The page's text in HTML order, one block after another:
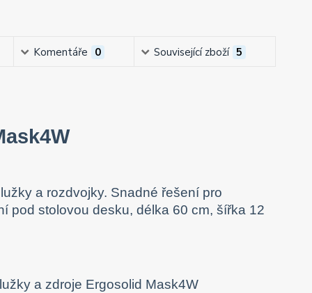
Komentáře 0 Související zboží 5
a rozdvojky. Snadné řešení pro
pod stolovou desku, délka 60 cm, šířka 12